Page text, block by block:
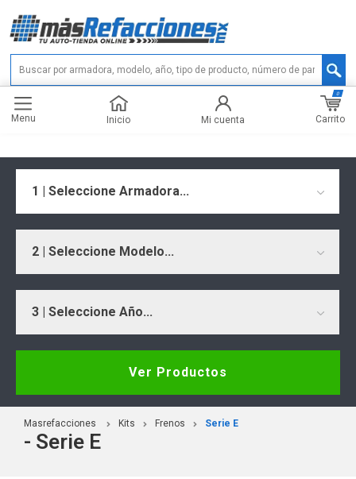
Menu Inicio Mi cuenta Carrito
0
1 | Seleccione Armadora...
2 | Seleccione Modelo...
3 | Seleccione Año...
Ver Productos
Masrefacciones Kits Frenos Serie E
- Serie E